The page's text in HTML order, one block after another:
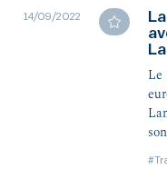
14/09/2022
Le